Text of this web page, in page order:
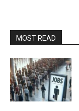
MOST READ